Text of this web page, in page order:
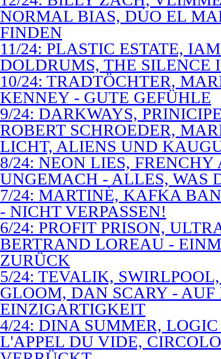
NORMAL BIAS, DÚO EL
FINDEN
11/24: PLASTIC ESTATE,
DOLDRUMS, THE SILENCE
10/24: TRADTÖCHTER,
KENNEY - GUTE GEFÜHLE
9/24: DARKWAYS,
ROBERT SCHROEDER,
LICHT, ALIENS UND
8/24: NEON LIES,
UNGEMACH - ALLES, WAS
7/24: MARTINÉ, KAFKA
- NICHT VERPASSEN!
6/24: PROFIT PRISON,
BERTRAND LOREAU -
ZURÜCK
5/24: TEVALIK,
GLOOM, DAN SCARY -
EINZIGARTIGKEIT
4/24: DINA SUMMER,
L'APPEL DU VIDE,